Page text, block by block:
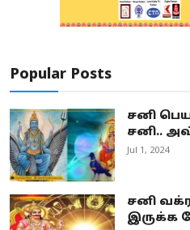
Popular Posts
சனி
சனி..
Jul 1, 2024
சனி
இருக்க